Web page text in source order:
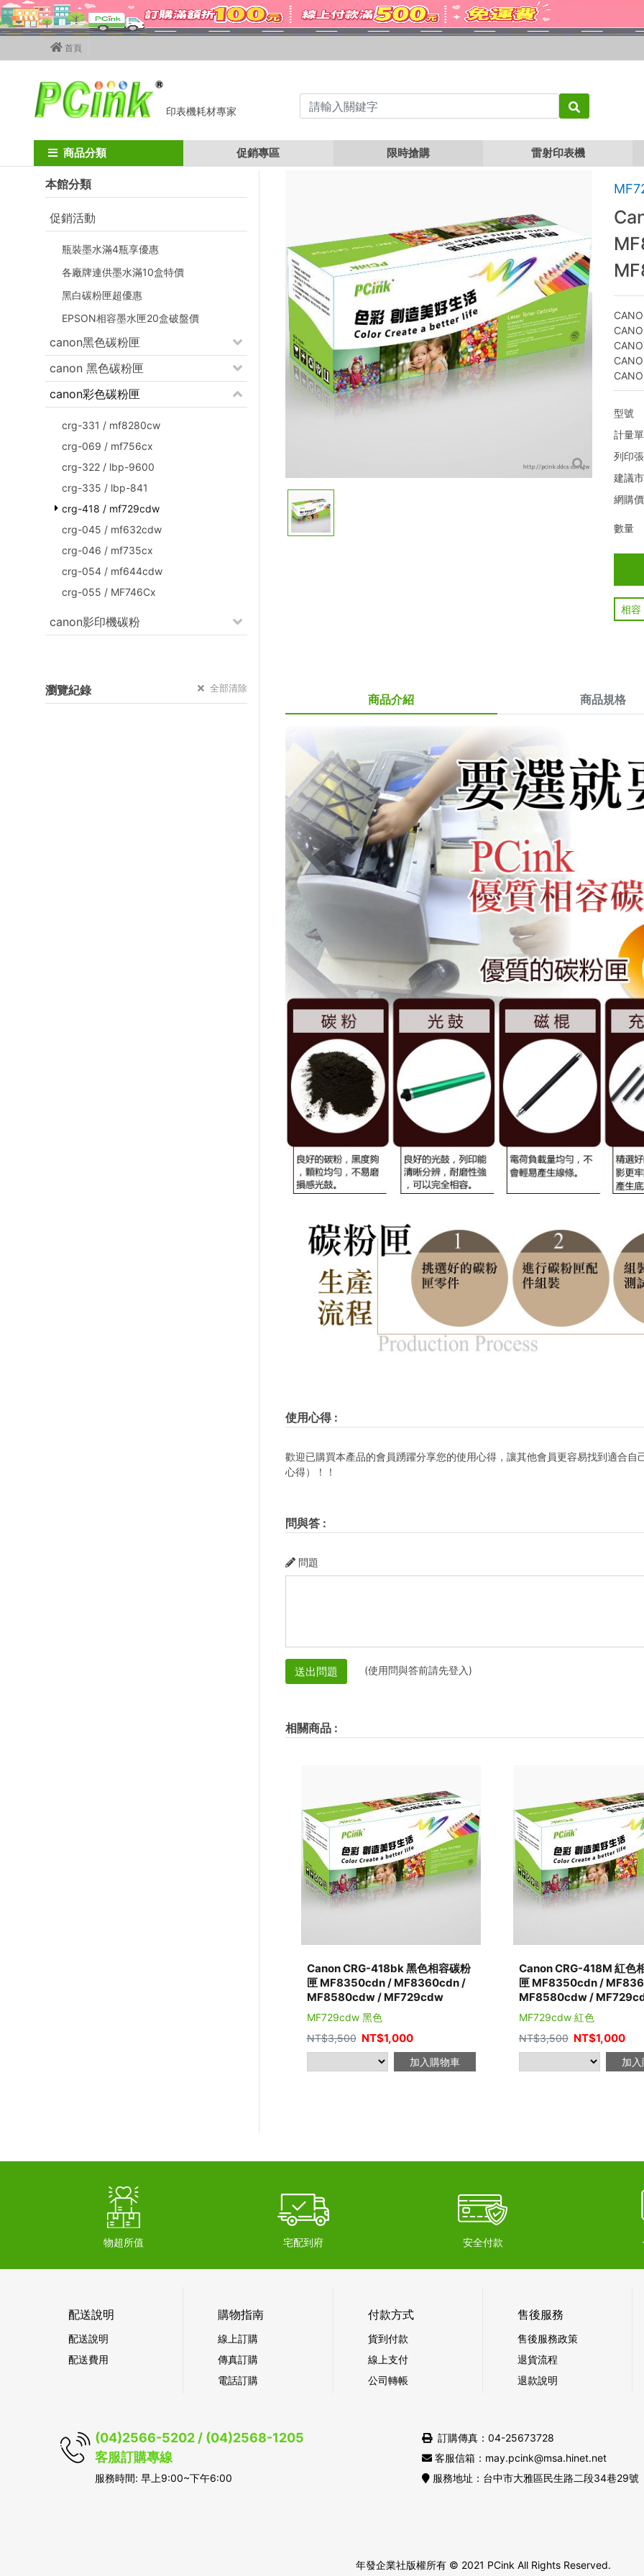
首頁
印表機耗材專家
商品分類 促銷專區 限時搶購 雷射印表機
Home canon碳粉匣 canon彩色碳粉匣 crg-418 / mf729cdw Canon CRG-418C 藍色相容碳粉匣 MF8350cdn / MF8360cdn / MF8580cdw /
本館分類
促銷活動
瓶裝墨水滿4瓶享優惠
各廠牌連供墨水滿10盒特價
黑白碳粉匣超優惠
EPSON相容墨水匣20盒破盤價
canon黑色碳粉匣
canon 黑色碳粉匣
canon彩色碳粉匣
crg-331 / mf8280cw
crg-069 / mf756cx
crg-322 / lbp-9600
crg-335 / lbp-841
crg-418 / mf729cdw
crg-045 / mf632cdw
crg-046 / mf735cx
crg-054 / mf644cdw
crg-055 / MF746Cx
canon影印機碳粉
瀏覽紀錄 全部清除
型號
計量
列印
建議
網購價
數量
相容
商品介紹 商品規格
使用心得:
歡迎已購買本產品的會員踴躍分享您的使用心得，讓其他會員更容易找到適合
心得）！！
問與答:
問題
送出問題 (使用問與答前請先登入)
相關商品:
Canon CRG-418bk 黑色相容碳粉
匣 MF8350cdn / MF8360cdn /
MF8580cdw / MF729cdw
MF729cdw 黑色
NT$3,500 NT$1,000
加入購物車
Canon CRG-418M 紅色
匣 MF8350cdn /
MF8580cdw /
MF729cdw 紅色
NT$3,500 NT$1,000
加
物超所值 宅配到府 安全付款
配送說明
配送說明
配送費用
購物指南
線上訂購
傳真訂購
電話訂購
付款方式
貨到付款
線上支付
公司轉帳
售後服務
售後服務政策
退貨流程
退款說明
(04)2566-5202 / (04)2568-1205
客服訂購專線
服務時間: 早上9:00~下午6:00
訂購傳真：04-25673728
客服信箱：may.pcink@msa.hinet.net
服務地址：台中市大雅區民生路二段34巷29號
年發企業社版權所有 © 2021 PCink All Rights Reserved.